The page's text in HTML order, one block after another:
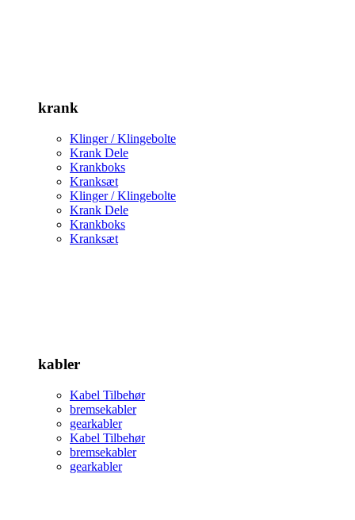
krank
Klinger / Klingebolte
Krank Dele
Krankboks
Kranksæt
Klinger / Klingebolte
Krank Dele
Krankboks
Kranksæt
kabler
Kabel Tilbehør
bremsekabler
gearkabler
Kabel Tilbehør
bremsekabler
gearkabler